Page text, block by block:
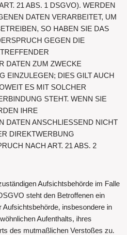
21 ABS. 1 DSGVO). WERDEN
DATEN VERARBEITET, UM
SO HABEN SIE DAS
GEGEN DIE
DATEN ZUM ZWECKE
EINZULEGEN; DIES GILT AUCH
ES MIT SOLCHER
STEHT. WENN SIE
IHRE
DATEN ANSCHLIESSEND NICHT
DIREKTWERBUNG
NACH ART. 21 ABS. 2
Aufsichtsbehörde im Falle
steht den Betroffenen ein
Aufsichtsbehörde, insbesondere in
Aufenthalts, ihres
des mutmaßlichen Verstoßes zu.